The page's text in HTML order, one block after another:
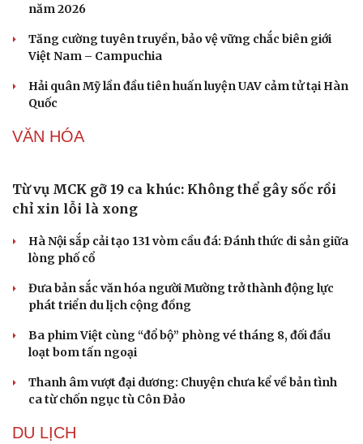
năm 2026
Tăng cường tuyên truyền, bảo vệ vững chắc biên giới
Việt Nam – Campuchia
Hải quân Mỹ lần đầu tiên huấn luyện UAV cảm tử tại Hàn
Quốc
VĂN HÓA
Từ vụ MCK gỡ 19 ca khúc: Không thể gây sốc rồi
chỉ xin lỗi là xong
Hà Nội sắp cải tạo 131 vòm cầu đá: Đánh thức di sản giữa
lòng phố cổ
Đưa bản sắc văn hóa người Mường trở thành động lực
phát triển du lịch cộng đồng
Ba phim Việt cùng “đổ bộ” phòng vé tháng 8, đối đầu
loạt bom tấn ngoại
Thanh âm vượt đại dương: Chuyện chưa kể về bản tình
ca từ chốn ngục tù Côn Đảo
DU LỊCH